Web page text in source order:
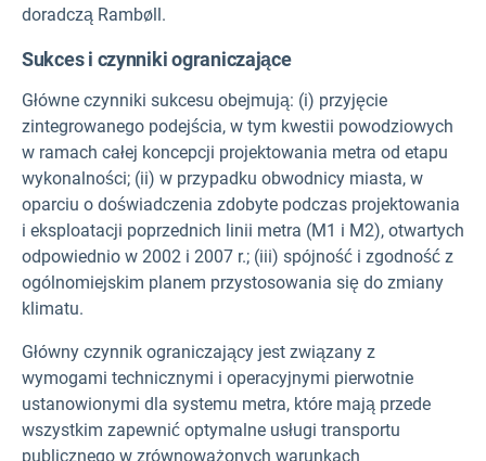
doradczą Rambøll.
Sukces i czynniki ograniczające
Główne czynniki sukcesu obejmują: (i) przyjęcie
zintegrowanego podejścia, w tym kwestii powodziowych
w ramach całej koncepcji projektowania metra od etapu
wykonalności; (ii) w przypadku obwodnicy miasta, w
oparciu o doświadczenia zdobyte podczas projektowania
i eksploatacji poprzednich linii metra (M1 i M2), otwartych
odpowiednio w 2002 i 2007 r.; (iii) spójność i zgodność z
ogólnomiejskim planem przystosowania się do zmiany
klimatu.
Główny czynnik ograniczający jest związany z
wymogami technicznymi i operacyjnymi pierwotnie
ustanowionymi dla systemu metra, które mają przede
wszystkim zapewnić optymalne usługi transportu
publicznego w zrównoważonych warunkach